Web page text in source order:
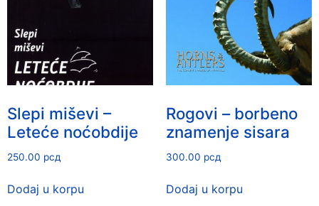
Slepi miševi –
Leteće noćobdije
250.00 рсд
Dodaj u korpu
Rogovi – borbeno
znamenje sisara
300.00 рсд
Dodaj u korpu